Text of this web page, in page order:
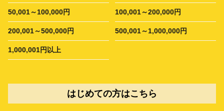
50,001～100,000円 100,001～200,000円
200,001～500,000円 500,001～1,000,000円
1,000,001円以上
はじめての方はこちら